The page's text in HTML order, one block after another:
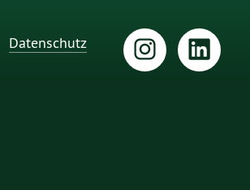
Datenschutz